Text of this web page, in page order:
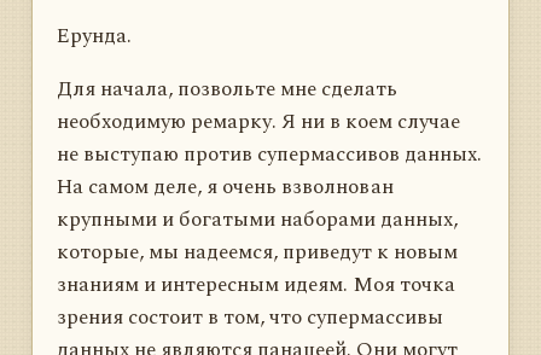
Ерунда.
Для начала, позвольте мне сделать
необходимую ремарку. Я ни в коем случае
не выступаю против супермассивов данных.
На самом деле, я очень взволнован
крупными и богатыми наборами данных,
которые, мы надеемся, приведут к новым
знаниям и интересным идеям. Моя точка
зрения состоит в том, что супермассивы